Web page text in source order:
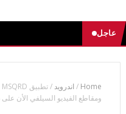
عاجل
Home
/ اندرويد/
ومقاطع الفيديو السيلفي الأن على iOS